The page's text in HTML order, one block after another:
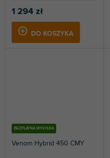
1 294 zł
DO KOSZYKA
BEZPŁATNA WYSYŁKA
Venom Hybrid 450 CMY